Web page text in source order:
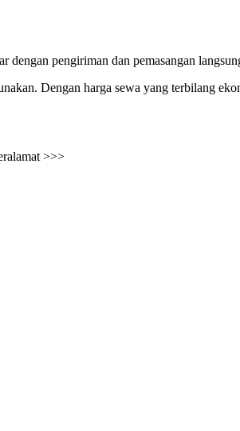
pengiriman dan pemasangan
Dengan harga sewa yang terbilang
>>>